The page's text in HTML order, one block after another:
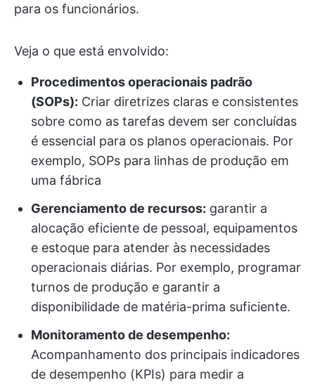
para os funcionários.
Veja o que está envolvido:
Procedimentos operacionais padrão
(SOPs): Criar diretrizes claras e consistentes
sobre como as tarefas devem ser concluídas
é essencial para os planos operacionais. Por
exemplo, SOPs para linhas de produção em
uma fábrica
Gerenciamento de recursos: garantir a
alocação eficiente de pessoal, equipamentos
e estoque para atender às necessidades
operacionais diárias. Por exemplo, programar
turnos de produção e garantir a
disponibilidade de matéria-prima suficiente.
Monitoramento de desempenho:
Acompanhamento dos principais indicadores
de desempenho (KPIs) para medir a